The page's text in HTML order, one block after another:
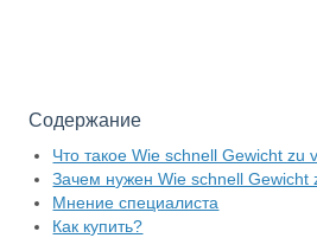
Содержание
Что такое Wie schnell Gewicht zu
Зачем нужен Wie schnell Gewicht
Мнение специалиста
Как купить?